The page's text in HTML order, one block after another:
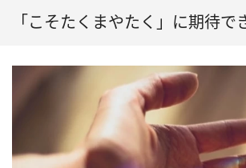
「こそたくまやたく」に期待で